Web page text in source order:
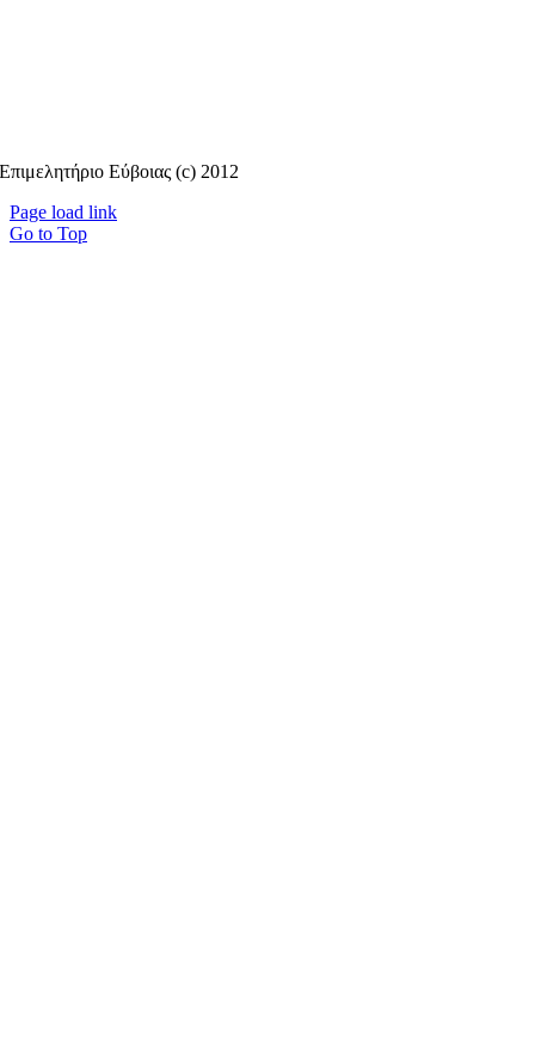
Επιμελητήριο Εύβοιας (c) 2012
Page load link
Go to Top